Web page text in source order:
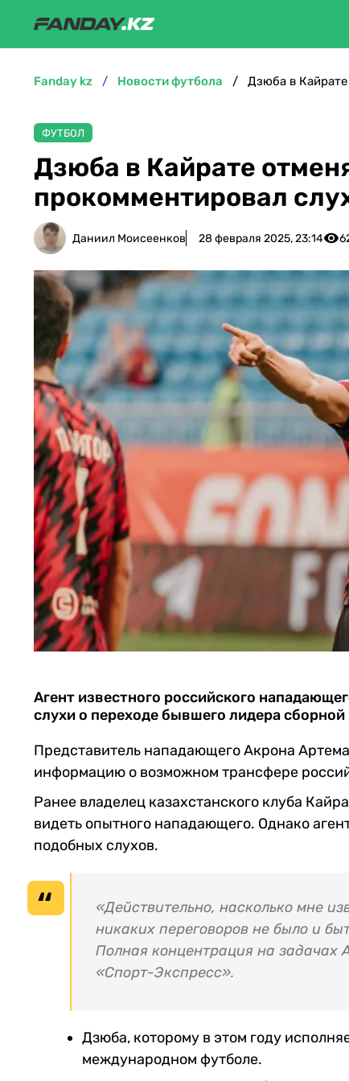
fanday kz новости футбола Дзюба в Кайрате
ФУТБОЛ
Дзюба в Кайрате
прокомментировал
Даниил Моисеенков 28 февраля 2025, 23:14
Агент известного российского
слухи о переходе бывшего лидера
Представитель нападающего Акрона
информацию о возможном трансфере
Ранее владелец казахстанского клуба
видеть опытного нападающего. Однако
подобных слухов.
«Действительно, насколько мне
никаких переговоров не было и
Полная концентрация на задачах
«Спорт-Экспресс».
Дзюба, которому в этом году
международном футболе.